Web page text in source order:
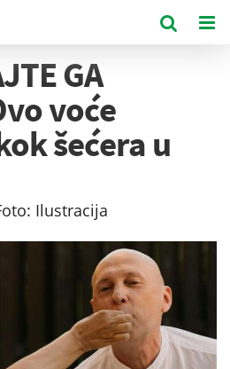
GA
voće
šećera u
Ilustracija